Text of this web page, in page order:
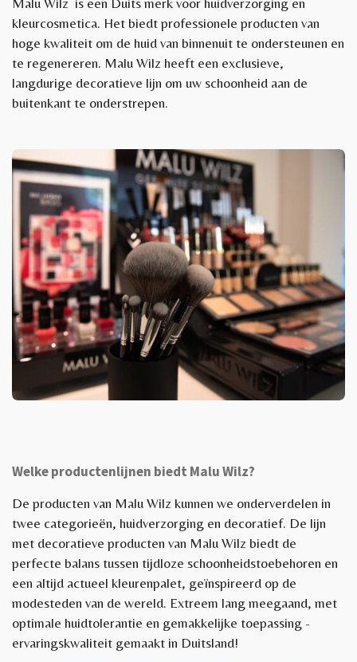
kleurcosmetica. Het biedt professionele producten van
hoge kwaliteit om de huid van binnenuit te ondersteunen en
te regenereren. Malu Wilz heeft een exclusieve,
langdurige decoratieve lijn om uw schoonheid aan de
buitenkant te onderstrepen.
Welke productenlijnen biedt Malu Wilz?
De producten van Malu Wilz kunnen we onderverdelen in
twee categorieën, huidverzorging en decoratief. De lijn
met decoratieve producten van Malu Wilz biedt de
perfecte balans tussen tijdloze schoonheidstoebehoren en
een altijd actueel kleurenpalet, geïnspireerd op de
modesteden van de wereld. Extreem lang meegaand, met
optimale huidtolerantie en gemakkelijke toepassing -
ervaringskwaliteit gemaakt in Duitsland!